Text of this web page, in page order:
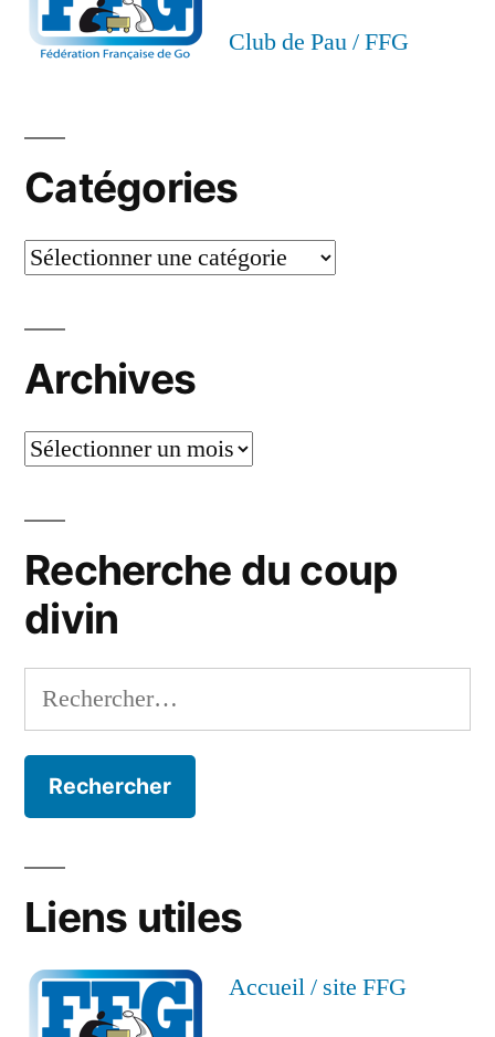
Club de Pau / FFG
Catégories
Catégories
Archives
Archives
Recherche du coup
divin
Rechercher :
Liens utiles
Accueil / site FFG